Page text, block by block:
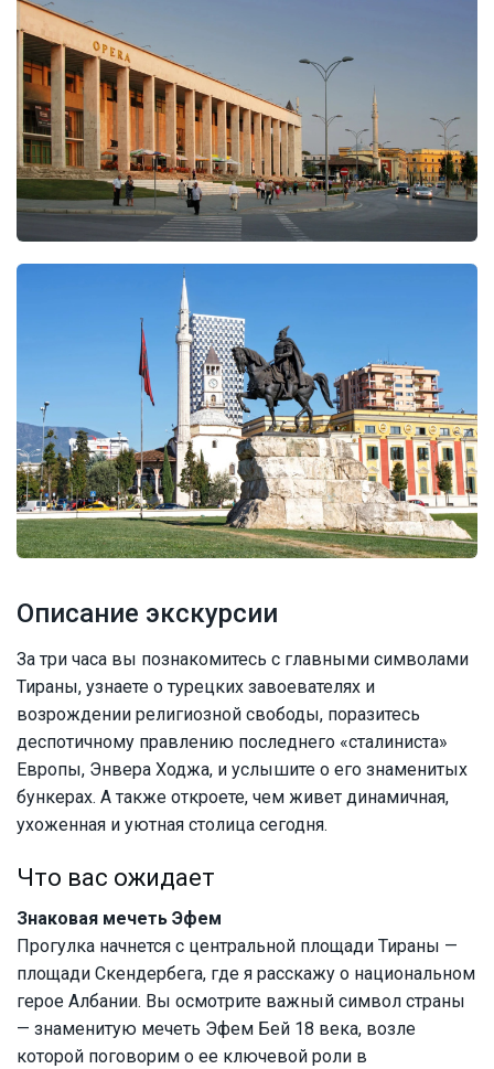
Описание экскурсии
За три часа вы познакомитесь с главными символами
Тираны, узнаете о турецких завоевателях и
возрождении религиозной свободы, поразитесь
деспотичному правлению последнего «сталиниста»
Европы, Энвера Ходжа, и услышите о его знаменитых
бункерах. А также откроете, чем живет динамичная,
ухоженная и уютная столица сегодня.
Что вас ожидает
Знаковая мечеть Эфем
Прогулка начнется с центральной площади Тираны —
площади Скендербега, где я расскажу о национальном
герое Албании. Вы осмотрите важный символ страны
— знаменитую мечеть Эфем Бей 18 века, возле
которой поговорим о ее ключевой роли в